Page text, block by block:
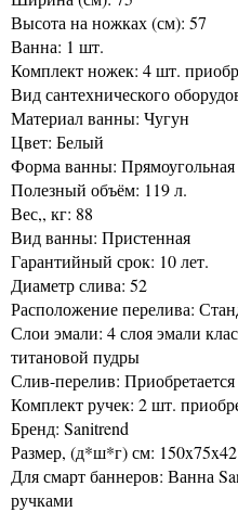
Высота на ножках (см): 57
Ванна: 1 шт.
Комплект ножек: 4 шт.
Вид сантехнического
Материал ванны: Чугун
Цвет: Белый
Форма ванны: Прямоугольная
Полезный объём: 119 л.
Вес,, кг: 88
Вид ванны: Пристенная
Гарантийный срок: 10 лет.
Диаметр слива: 52
Расположение перелива:
Слои эмали: 4 слоя эмали
титановой пудры
Слив-перелив: Приобретается
Комплект ручек: 2 шт.
Бренд: Sanitrend
Размер, (д*ш*г) см: 150x75x42
Для смарт баннеров: Ванна
ручками